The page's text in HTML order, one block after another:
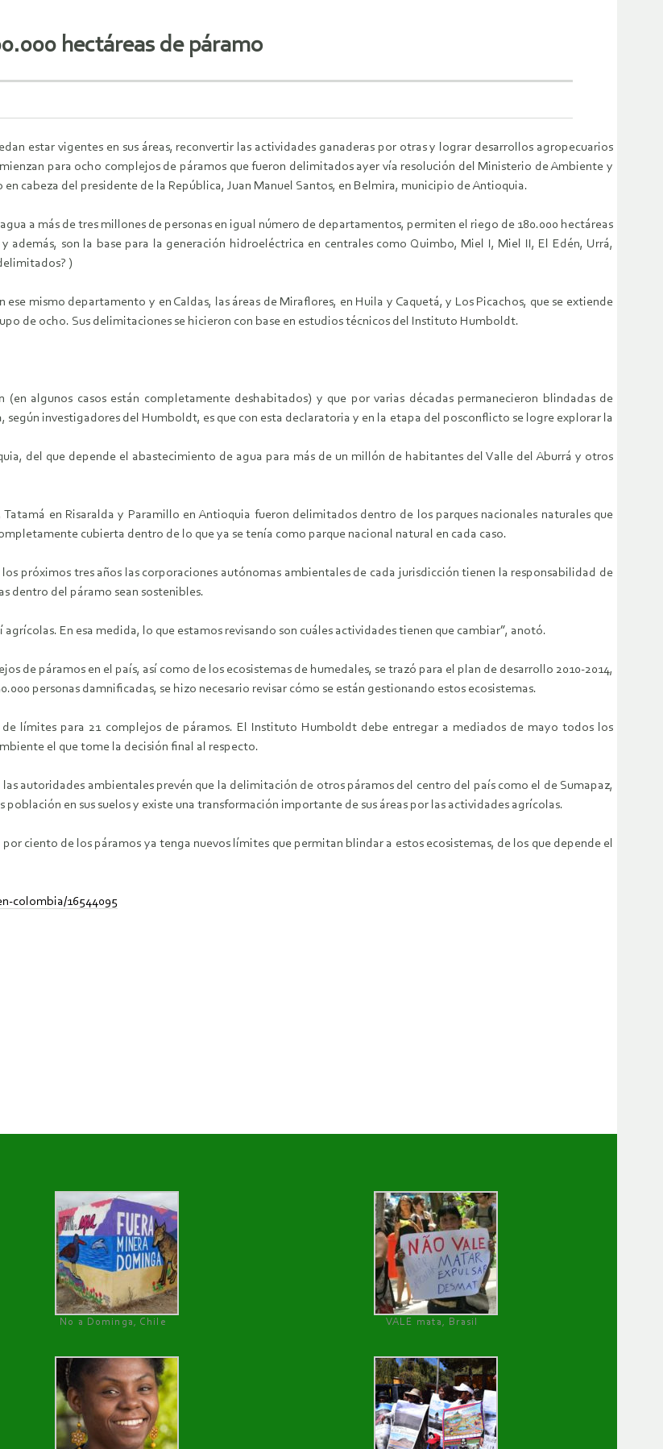
hectáreas de páramo
estar vigentes en sus áreas, reconvertir las actividades ganaderas por otras y lograr desarrollos agropecuarios
para ocho complejos de páramos que fueron delimitados ayer vía resolución del Ministerio de Ambiente y
en cabeza del presidente de la República, Juan Manuel Santos, en Belmira, municipio de Antioquia.
a más de tres millones de personas en igual número de departamentos, permiten el riego de 180.000 hectáreas
además, son la base para la generación hidroeléctrica en centrales como Quimbo, Miel I, Miel II, El Edén, Urrá,
)
mismo departamento y en Caldas, las áreas de Miraflores, en Huila y Caquetá, y Los Picachos, que se extiende
de ocho. Sus delimitaciones se hicieron con base en estudios técnicos del Instituto Humboldt.
algunos casos están completamente deshabitados) y que por varias décadas permanecieron blindadas de
investigadores del Humboldt, es que con esta declaratoria y en la etapa del posconflicto se logre explorar la
del que depende el abastecimiento de agua para más de un millón de habitantes del Valle del Aburrá y otros
en Risaralda y Paramillo en Antioquia fueron delimitados dentro de los parques nacionales naturales que
cubierta dentro de lo que ya se tenía como parque nacional natural en cada caso.
próximos tres años las corporaciones autónomas ambientales de cada jurisdicción tienen la responsabilidad de
dentro del páramo sean sostenibles.
En esa medida, lo que estamos revisando son cuáles actividades tienen que cambiar”, anotó.
de páramos en el país, así como de los ecosistemas de humedales, se trazó para el plan de desarrollo 2010-2014,
personas damnificadas, se hizo necesario revisar cómo se están gestionando estos ecosistemas.
límites para 21 complejos de páramos. El Instituto Humboldt debe entregar a mediados de mayo todos los
el que tome la decisión final al respecto.
autoridades ambientales prevén que la delimitación de otros páramos del centro del país como el de Sumapaz,
en sus suelos y existe una transformación importante de sus áreas por las actividades agrícolas.
ciento de los páramos ya tenga nuevos límites que permitan blindar a estos ecosistemas, de los que depende el
colombia/16544095
No a Dominga, Chile
VALE mata, Brasil